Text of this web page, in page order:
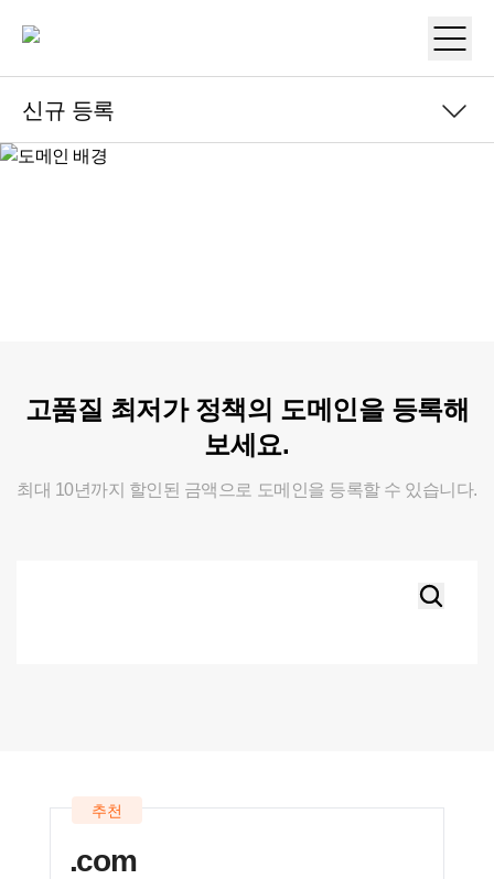
신규 등록
고품질 최저가 정책의 도메인을 등록해
보세요.
최대 10년까지 할인된 금액으로 도메인을 등록할 수 있습니다.
.com
추천